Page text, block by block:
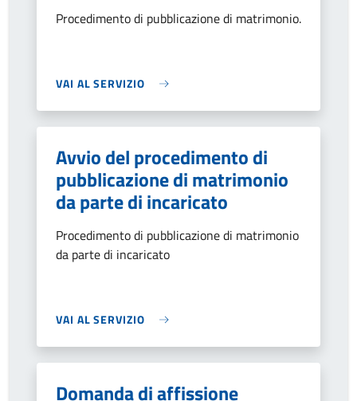
Procedimento di pubblicazione di matrimonio.
VAI AL SERVIZIO
Avvio del procedimento di
pubblicazione di matrimonio
da parte di incaricato
Procedimento di pubblicazione di matrimonio
da parte di incaricato
VAI AL SERVIZIO
Domanda di affissione